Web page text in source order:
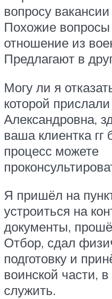
вопросу
Похожие
отношение из
Предлагают в
Могу ли я
которой
Александровна,
ваша клиентка гг
процесс можете
Я пришёл на
устроиться на
документы,
Отбор, сдал
подготовку и
воинской части,
служить.